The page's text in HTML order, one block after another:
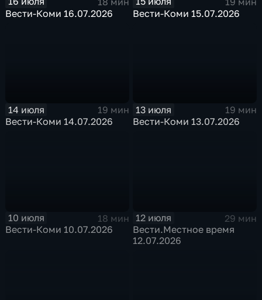
Вести-Коми 16.07.2026
Вести-Коми 15.07.2026
14 июля
19 мин
Вести-Коми 14.07.2026
13 июля
19 мин
Вести-Коми 13.07.2026
10 июля
18 мин
Вести-Коми 10.07.2026
12 июля
29 мин
Вести.Местное время
12.07.2026